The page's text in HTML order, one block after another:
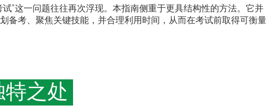
”这一问题往往再次浮现。本指南侧重于更具结构性的方法。它并
备考、聚焦关键技能，并合理利用时间，从而在考试前取得可衡量
之处